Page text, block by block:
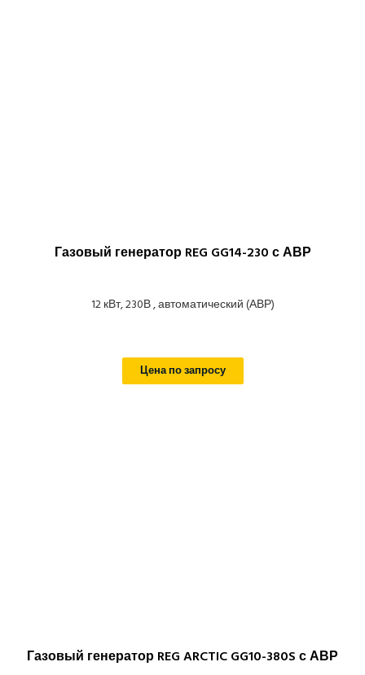
Газовый генератор REG GG14-230 с АВР
12 кВт, 230В , автоматический (АВР)
Цена по запросу
Газовый генератор REG ARCTIC GG10-380S с АВР